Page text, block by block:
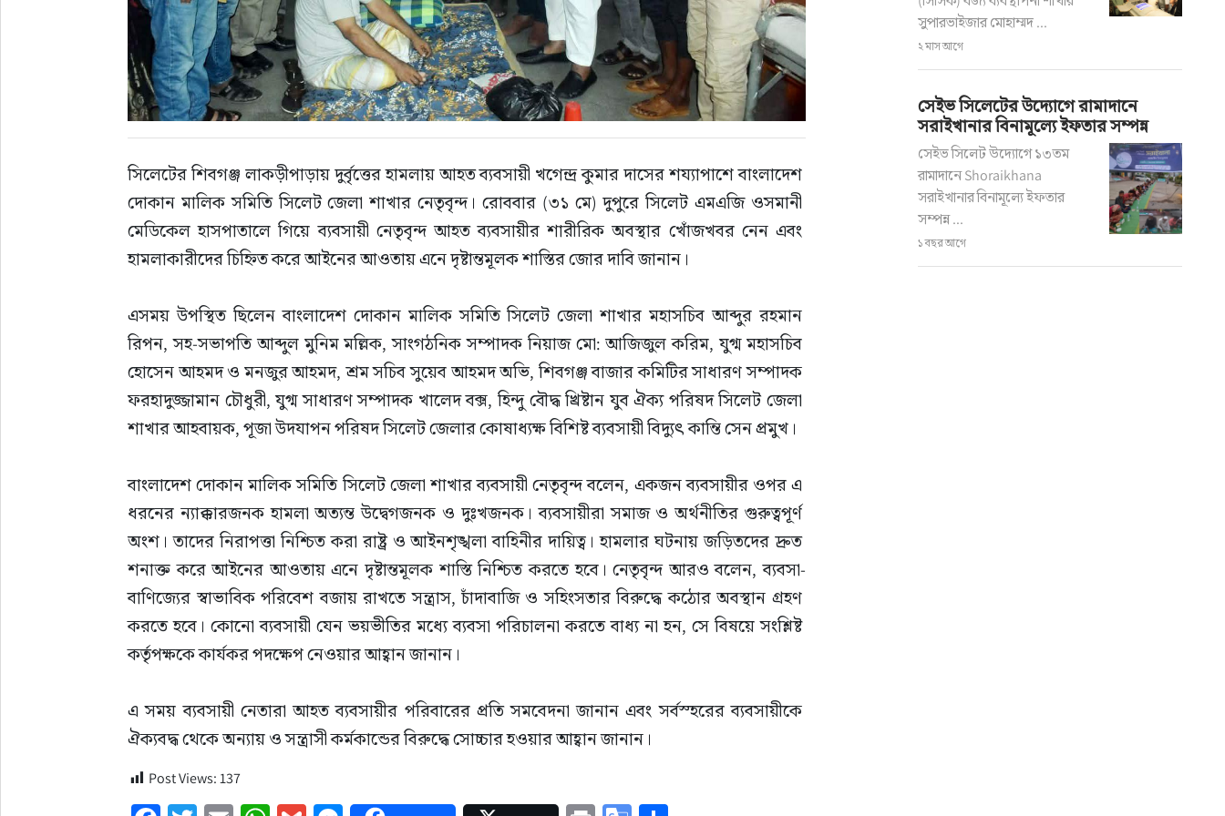
সিলেটের শিবগঞ্জ লাকড়ীপাড়ায় দুর্বৃত্তের হামলায় আহত ব্যবসায়ী খগেন্দ্র কুমার দাসের শয্যাপাশে বাংলাদেশ
দোকান মালিক সমিতি সিলেট জেলা শাখার নেতৃবৃন্দ। রোববার (৩১ মে) দুপুরে সিলেট এমএজি ওসমানী
মেডিকেল হাসপাতালে গিয়ে ব্যবসায়ী নেতৃবৃন্দ আহত ব্যবসায়ীর শারীরিক অবস্থার খোঁজখবর নেন এবং
হামলাকারীদের চিহ্নিত করে আইনের আওতায় এনে দৃষ্টান্তমূলক শাস্তির জোর দাবি জানান।
এসময় উপস্থিত ছিলেন বাংলাদেশ দোকান মালিক সমিতি সিলেট জেলা শাখার মহাসচিব আব্দুর রহমান
রিপন, সহ-সভাপতি আব্দুল মুনিম মল্লিক, সাংগঠনিক সম্পাদক নিয়াজ মো: আজিজুল করিম, যুগ্ম মহাসচিব
হোসেন আহমদ ও মনজুর আহমদ, শ্রম সচিব সুয়েব আহমদ অভি, শিবগঞ্জ বাজার কমিটির সাধারণ সম্পাদক
ফরহাদুজ্জামান চৌধুরী, যুগ্ম সাধারণ সম্পাদক খালেদ বক্স, হিন্দু বৌদ্ধ খ্রিষ্টান যুব ঐক্য পরিষদ সিলেট জেলা
শাখার আহবায়ক, পূজা উদযাপন পরিষদ সিলেট জেলার কোষাধ্যক্ষ বিশিষ্ট ব্যবসায়ী বিদ্যুৎ কান্তি সেন প্রমুখ।
বাংলাদেশ দোকান মালিক সমিতি সিলেট জেলা শাখার ব্যবসায়ী নেতৃবৃন্দ বলেন, একজন ব্যবসায়ীর ওপর এ
ধরনের ন্যাক্কারজনক হামলা অত্যন্ত উদ্বেগজনক ও দুঃখজনক। ব্যবসায়ীরা সমাজ ও অর্থনীতির গুরুত্বপূর্ণ
অংশ। তাদের নিরাপত্তা নিশ্চিত করা রাষ্ট্র ও আইনশৃঙ্খলা বাহিনীর দায়িত্ব। হামলার ঘটনায় জড়িতদের দ্রুত
শনাক্ত করে আইনের আওতায় এনে দৃষ্টান্তমূলক শাস্তি নিশ্চিত করতে হবে। নেতৃবৃন্দ আরও বলেন, ব্যবসা-
বাণিজ্যের স্বাভাবিক পরিবেশ বজায় রাখতে সন্ত্রাস, চাঁদাবাজি ও সহিংসতার বিরুদ্ধে কঠোর অবস্থান গ্রহণ
করতে হবে। কোনো ব্যবসায়ী যেন ভয়ভীতির মধ্যে ব্যবসা পরিচালনা করতে বাধ্য না হন, সে বিষয়ে সংশ্লিষ্ট
কর্তৃপক্ষকে কার্যকর পদক্ষেপ নেওয়ার আহ্বান জানান।
এ সময় ব্যবসায়ী নেতারা আহত ব্যবসায়ীর পরিবারের প্রতি সমবেদনা জানান এবং সর্বস্হরের ব্যবসায়ীকে
ঐক্যবদ্ধ থেকে অন্যায় ও সন্ত্রাসী কর্মকান্ডের বিরুদ্ধে সোচ্চার হওয়ার আহ্বান জানান।
Post Views:137
সুপারভাইজার মোহাম্মদ ...
২ মাস আগে
সেইভ সিলেটের উদ্যোগে রামাদানে
সরাইখানার বিনামূল্যে ইফতার সম্পন্ন
সেইভ সিলেট উদ্যোগে ১৩তম
রামাদানে Shoraikhana
সরাইখানার বিনামূল্যে ইফতার
সম্পন্ন ...
১ বছর আগে